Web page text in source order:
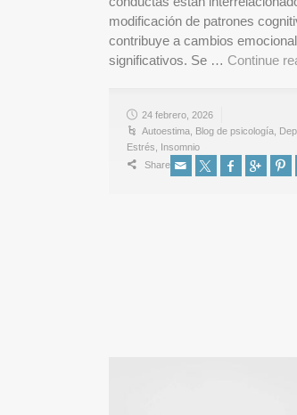
modificación de patrones
contribuye a cambios
significativos. Se … Continue
24 febrero, 2026
Autoestima Blog de psicología
Estrés
Insomnio
Share